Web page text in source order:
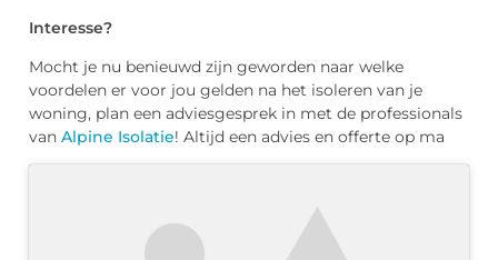
Interesse?
Mocht je nu benieuwd zijn geworden naar welke
voordelen er voor jou gelden na het isoleren van je
woning, plan een adviesgesprek in met de professionals
van Alpine Isolatie! Altijd een advies en offerte op ma